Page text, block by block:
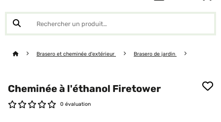
Brasero et cheminée d'extérieur Brasero de jardin
Cheminée à l'éthanol Firetower
0 évaluation